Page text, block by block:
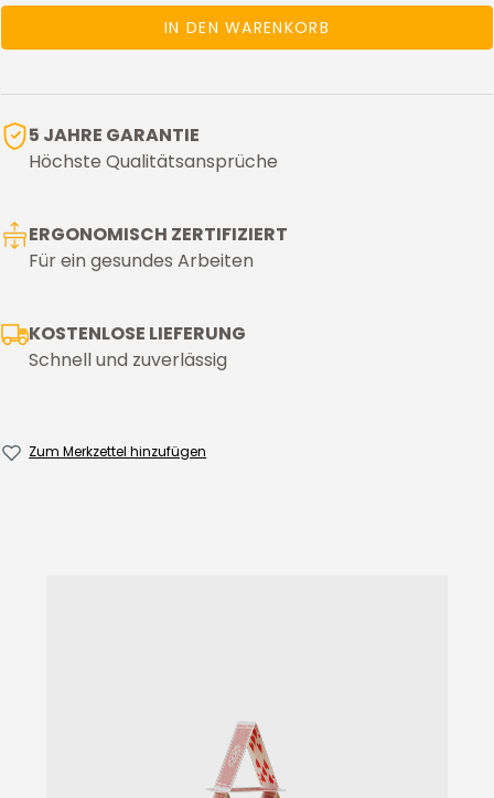
IN DEN WARENKORB
5 JAHRE GARANTIE
Höchste Qualitätsansprüche
ERGONOMISCH ZERTIFIZIERT
Für ein gesundes Arbeiten
KOSTENLOSE LIEFERUNG
Schnell und zuverlässig
Zum Merkzettel hinzufügen